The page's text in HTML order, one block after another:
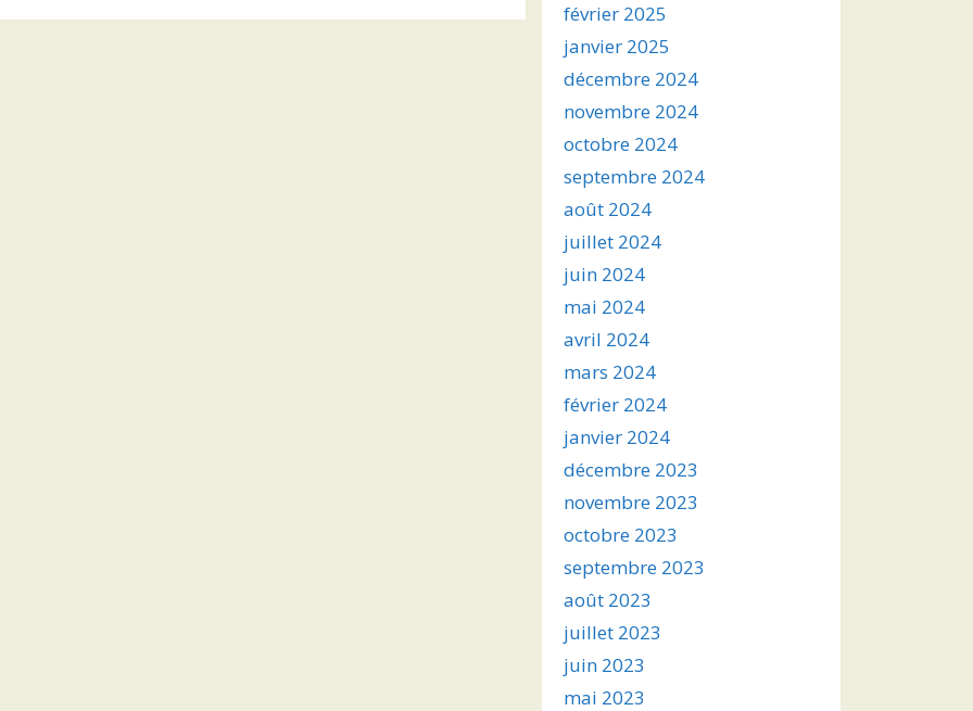
février 2025
janvier 2025
décembre 2024
novembre 2024
octobre 2024
septembre 2024
août 2024
juillet 2024
juin 2024
mai 2024
avril 2024
mars 2024
février 2024
janvier 2024
décembre 2023
novembre 2023
octobre 2023
septembre 2023
août 2023
juillet 2023
juin 2023
mai 2023